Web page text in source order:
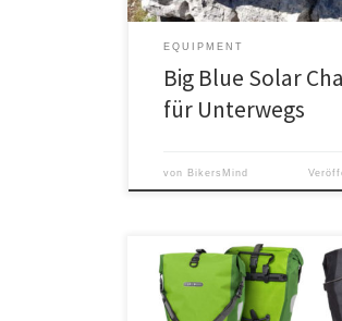
EQUIPMENT
Big Blue Solar
für Unterwegs
von BikersMind